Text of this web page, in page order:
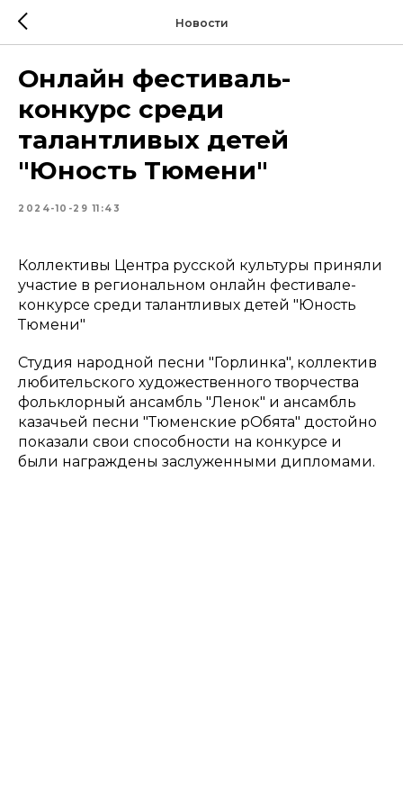
Новости
Онлайн фестиваль-
конкурс среди
талантливых детей
"Юность Тюмени"
2024-10-29 11:43
Коллективы Центра русской культуры приняли
участие в региональном онлайн фестивале-
конкурсе среди талантливых детей "Юность
Тюмени"
Студия народной песни "Горлинка", коллектив
любительского художественного творчества
фольклорный ансамбль "Ленок" и ансамбль
казачьей песни "Тюменские рОбята" достойно
показали свои способности на конкурсе и
были награждены заслуженными дипломами.